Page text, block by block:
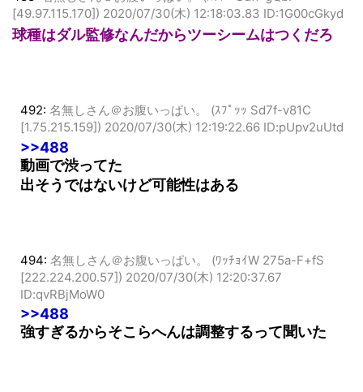
488:名無しさん＠お腹いっぱい。 (ｽｯﾌﾟ Sdff-gQbI
[49.97.115.170]) 2020/07/30(木) 12:18:03.83 ID:1G00cGkyd
球種はダル監修なんだからツーシームはつくだろ
492: 名無しさん＠お腹いっぱい。 (ｽﾌﾟｯｯ Sd7f-v81C
[1.75.215.159])
>>488
動画で渋ってた
出そうではないけど可能性はある
494: 名無しさん＠お腹いっぱい。 (ﾜｯﾁｮｲW 275a-F+fS
[222.224.200.57])
ID:qvRBjMoW0
>>488
強すぎるからそこらへんは調整するって聞いた